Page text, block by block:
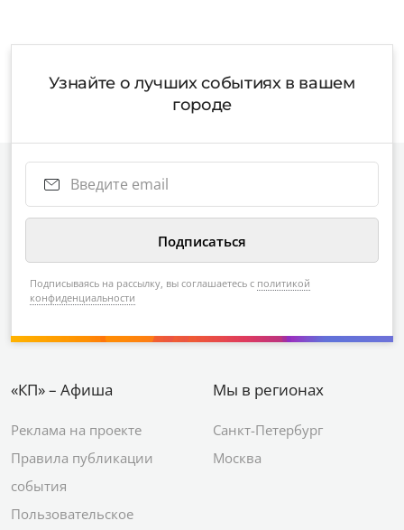
Узнайте о лучших событиях в вашем
городе
Подписываясь на рассылку, вы соглашаетесь с политикой
конфиденциальности
«КП» – Афиша
Реклама на проекте
Правила публикации
события
Пользовательское
Мы в регионах
Санкт-Петербург
Москва